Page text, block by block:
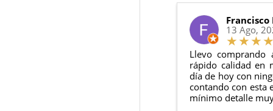
El producto
Debe
13 Ago,
Llevo
rápido calidad en
día de hoy con
contando con esta
mínimo detalle